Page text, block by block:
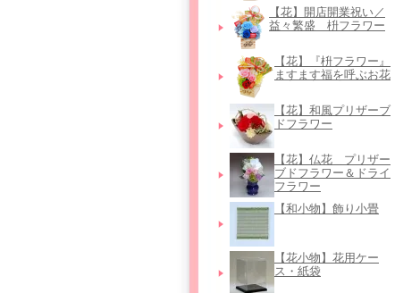
【花】開店開業祝い／
益々繁盛 枡フラワー
【花】『枡フラワー』
ますます福を呼ぶお花
【花】和風プリザーブ
ドフラワー
【花】仏花＿プリザー
ブドフラワー＆ドライ
フラワー
【和小物】飾り小畳
【花小物】花用ケー
ス・紙袋